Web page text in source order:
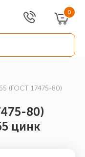
0
(ГОСТ 17475-80)
80)
цинк